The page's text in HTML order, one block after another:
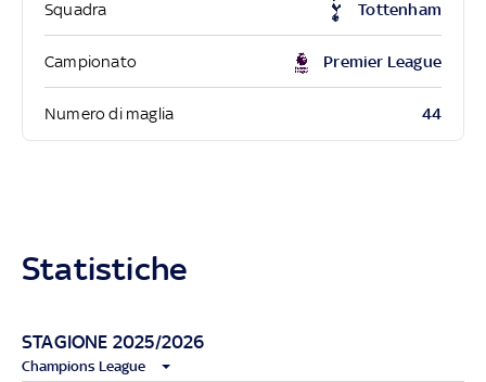
Squadra Tottenham
Campionato Premier League
Numero di maglia 44
Statistiche
STAGIONE 2025/2026
Champions League